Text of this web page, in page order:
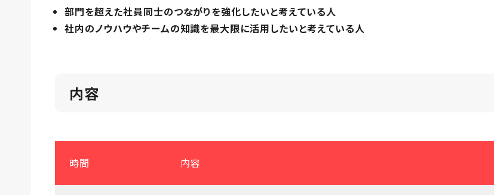
部門を超えた社員同士のつながりを強化したいと考えている人
社内のノウハウやチームの知識を最大限に活用したいと考えている人
内容
時間 内容